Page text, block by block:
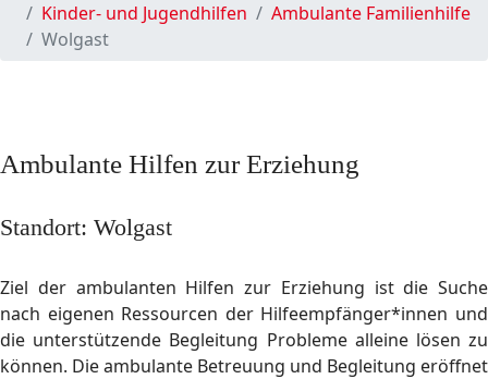
Kinder- und Jugendhilfen
Ambulante Familienhilfe
Wolgast
Ambulante Hilfen zur Erziehung
Standort: Wolgast
Ziel der ambulanten Hilfen zur Erziehung ist die Suche
nach eigenen Ressourcen der Hilfeempfänger*innen und
die unterstützende Begleitung Probleme alleine lösen zu
können. Die ambulante Betreuung und Begleitung eröffnet